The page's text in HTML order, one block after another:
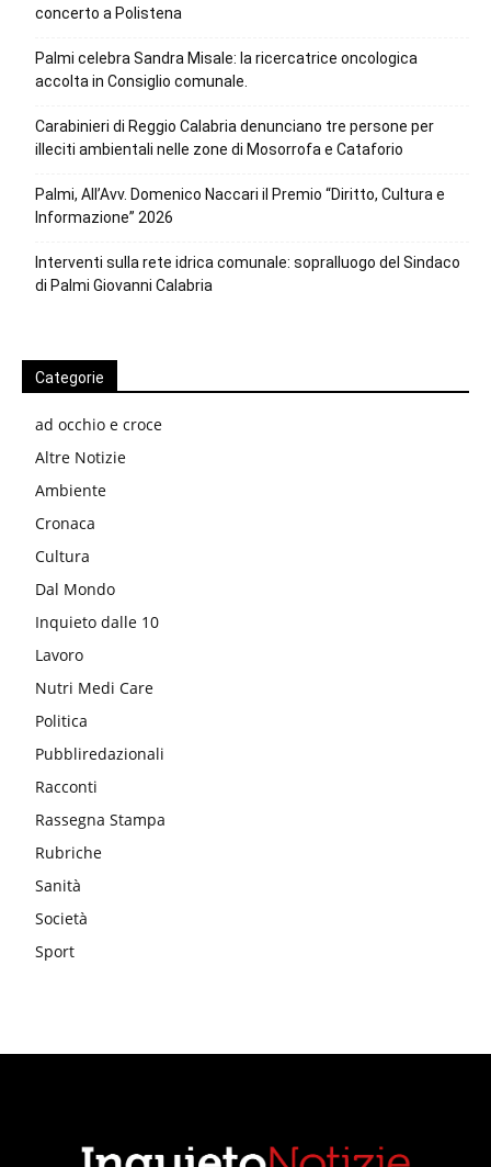
concerto a Polistena
Palmi celebra Sandra Misale: la ricercatrice oncologica
accolta in Consiglio comunale.
Carabinieri di Reggio Calabria denunciano tre persone per
illeciti ambientali nelle zone di Mosorrofa e Cataforio
Palmi, All’Avv. Domenico Naccari il Premio “Diritto, Cultura e
Informazione” 2026
Interventi sulla rete idrica comunale: sopralluogo del Sindaco
di Palmi Giovanni Calabria
Categorie
ad occhio e croce
Altre Notizie
Ambiente
Cronaca
Cultura
Dal Mondo
Inquieto dalle 10
Lavoro
Nutri Medi Care
Politica
Pubbliredazionali
Racconti
Rassegna Stampa
Rubriche
Sanità
Società
Sport